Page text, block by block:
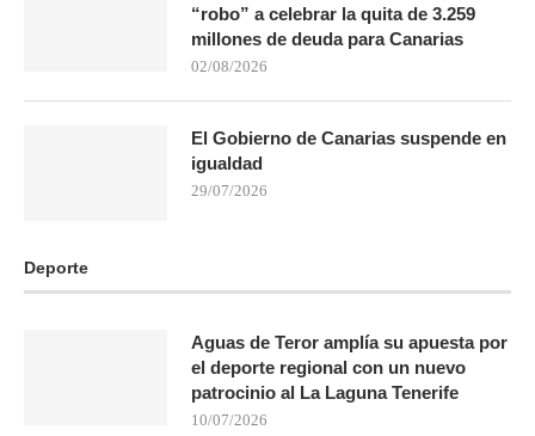
“robo” a celebrar la quita de 3.259
millones de deuda para Canarias
02/08/2026
El Gobierno de Canarias suspende en
igualdad
29/07/2026
Deporte
Aguas de Teror amplía su apuesta por
el deporte regional con un nuevo
patrocinio al La Laguna Tenerife
10/07/2026